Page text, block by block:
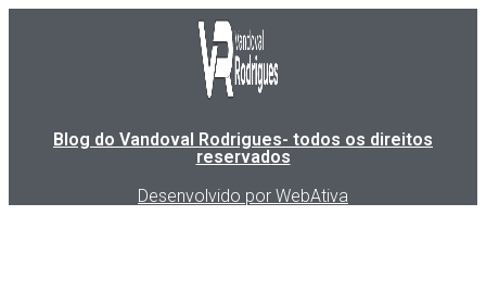
Blog do Vandoval Rodrigues- todos os direitos
reservados
Desenvolvido por WebAtiva